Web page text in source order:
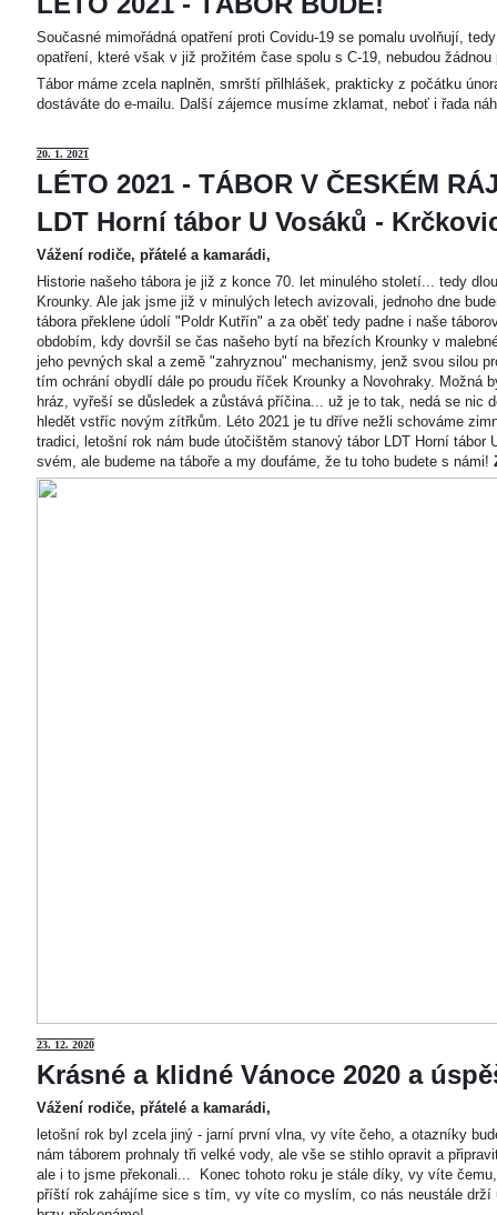
Současné mimořádná opatření proti Covidu-19 se pomalu uvolňují,
opatření, které však v již prožitém čase spolu s C-19, nebudou žádnou
Tábor máme zcela naplněn, smrští přilhlášek, prakticky z počátku
dostáváte do e-mailu. Další zájemce musíme zklamat, neboť i řada
20. 1. 2021
LÉTO 2021 - TÁBOR V ČESKÉM
LDT Horní tábor U Vosáků -
Vážení rodiče, přátelé a kamarádi,
Historie našeho tábora je již z konce 70. let minulého století... tedy
Krounky. Ale jak jsme již v minulých letech avizovali, jednoho dne
tábora překlene údolí "Poldr Kutřín" a za oběť tedy padne i naše
obdobím, kdy dovršil se čas našeho bytí na březích Krounky v
jeho pevných skal a země "zahryznou" mechanismy, jenž svou silou
tím ochrání obydlí dále po proudu říček Krounky a Novohraky. Možná
hráz, vyřeší se důsledek a zůstává příčina... už je to tak, nedá se nic
hledět vstříc novým zítřkům. Léto 2021 je tu dříve nežli schováme
tradici, letošní rok nám bude útočištěm stanový tábor LDT Horní tábor
svém, ale budeme na táboře a my doufáme, že tu toho budete s námi!
23. 12. 2020
Krásné a klidné Vánoce 2020 a
Vážení rodiče, přátelé a kamarádi,
letošní rok byl zcela jiný - jarní první vlna, vy víte čeho, a otazníky
nám táborem prohnaly tři velké vody, ale vše se stihlo opravit a
ale i to jsme překonali... Konec tohoto roku je stále díky, vy víte
příští rok zahájíme sice s tím, vy víte co myslím, co nás neustále